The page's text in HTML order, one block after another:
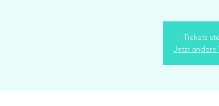
Tickets
Jetzt andere